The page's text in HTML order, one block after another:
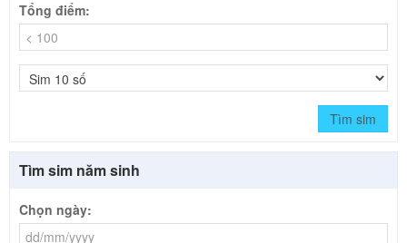
Tổng điểm:
Tìm sim
Tìm sim năm sinh
Chọn ngày: